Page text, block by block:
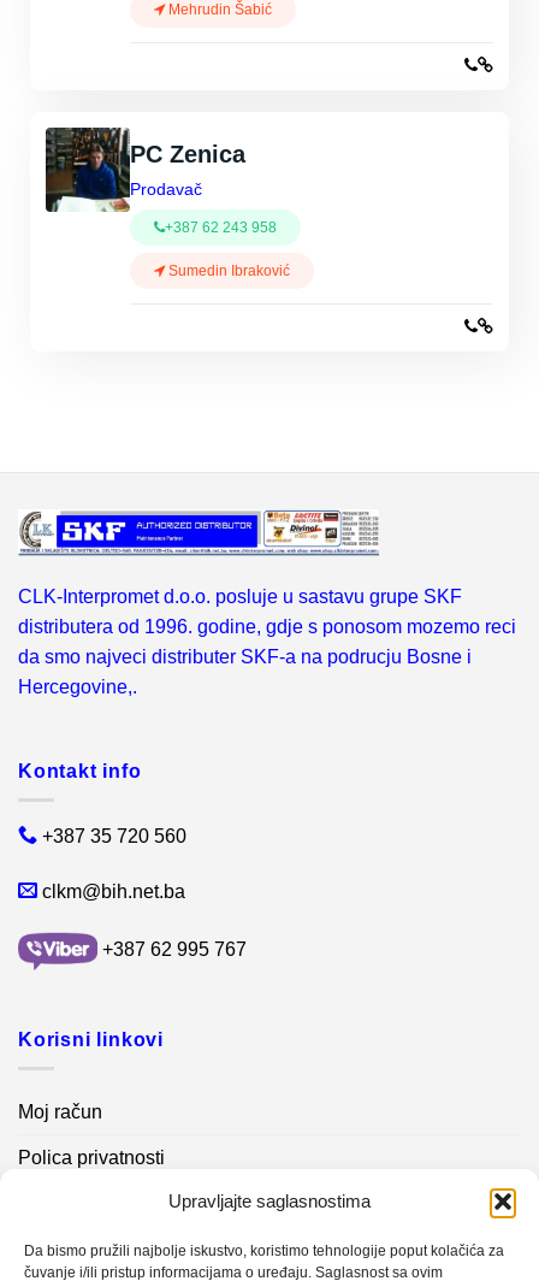
Upravljajte saglasnostima
Da bismo pružili najbolje iskustvo, koristimo tehnologije poput kolačića za
čuvanje i/ili pristup informacijama o uređaju. Saglasnost sa ovim
Mehrudin Šabić
PC Zenica
Prodavač
+387 62 243 958
Sumedin Ibraković
CLK-Interpromet d.o.o. posluje u sastavu grupe SKF
distributera od 1996. godine, gdje s ponosom mozemo reci
da smo najveci distributer SKF-a na podrucju Bosne i
Hercegovine,.
Kontakt info
+387 35 720 560
clkm@bih.net.ba
+387 62 995 767
Korisni linkovi
Moj račun
Polica privatnosti
Kontakt info